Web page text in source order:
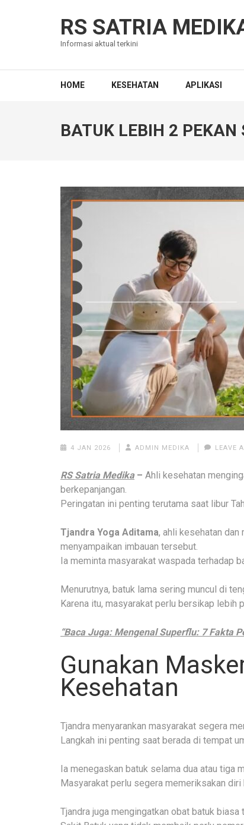
RS SATRIA
Informasi aktual terkini
HOME KESEHATAN APLIKASI
BATUK LEBIH 2
4 JAN 2026 ADMIN MEDIKA LEAVE
RS Satria Medika – Ahli kesehatan
berkepanjangan.
Peringatan ini penting terutama saat libur
Tjandra Yoga Aditama, ahli kesehatan dan
menyampaikan imbauan tersebut.
Ia meminta masyarakat waspada terhadap
Menurutnya, batuk lama sering muncul di
Karena itu, masyarakat perlu bersikap lebih
“Baca Juga: Mengenal Superflu: 7 Fakta
Gunakan
Kesehatan
Tjandra menyarankan masyarakat segera
Langkah ini penting saat berada di tempat
Ia menegaskan batuk selama dua atau tiga
Masyarakat perlu segera memeriksakan diri
Tjandra juga mengingatkan obat batuk